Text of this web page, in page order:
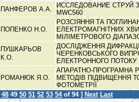
ПАНФЕРОВ А.А.
ИССЛЕДОВАНИЕ СТРУЙ
MWC560
ПОПЕНКО Н.О.
РОЗСІЯННЯ ТА
ЕЛЕКТРОМАГНІТНИХ
МІЛІМЕТРОВОГО
ПУШКАРЬОВ
К.О.
ДОСЛІДЖЕННЯ
ЧЕРЕНКОВСЬКОГО
ЕЛЕКТРОННОГО ПОТОКУ
РОМАНЮК Я.О.
АПАРАТНО-ПРОГРАМНА
МЕТОДІВ ПІДВИЩЕННЯ
ФОТОМЕТРІЇ
48 49 50 51 52 53 54of 94 ] Next Last